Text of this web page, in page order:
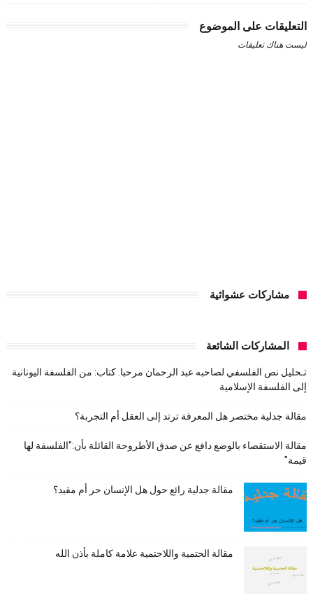
التعليقات على الموضوع
ليست هناك تعليقات
مشاركات عشوائية
المشاركات الشائعة
تـحليل نص الفلسفي لصاحبه عبد الرحمان مرحبا. كتاب: من الفلسفة اليونانية
إلى الفلسفة الإسلامية
مقالة جدلية مختصر هل المعرفة ترتد إلى العقل أم التجربة؟
مقالة الاستقصاء بالوضع دافع عن صدق الأطروحة القائلة بأن:"الفلسفة لها
قيمة"
مقالة جدلية رائع حول هل الإنسان حر أم مقيد؟
مقالة الحتمية واللاحتمية علامة كاملة بأذن الله